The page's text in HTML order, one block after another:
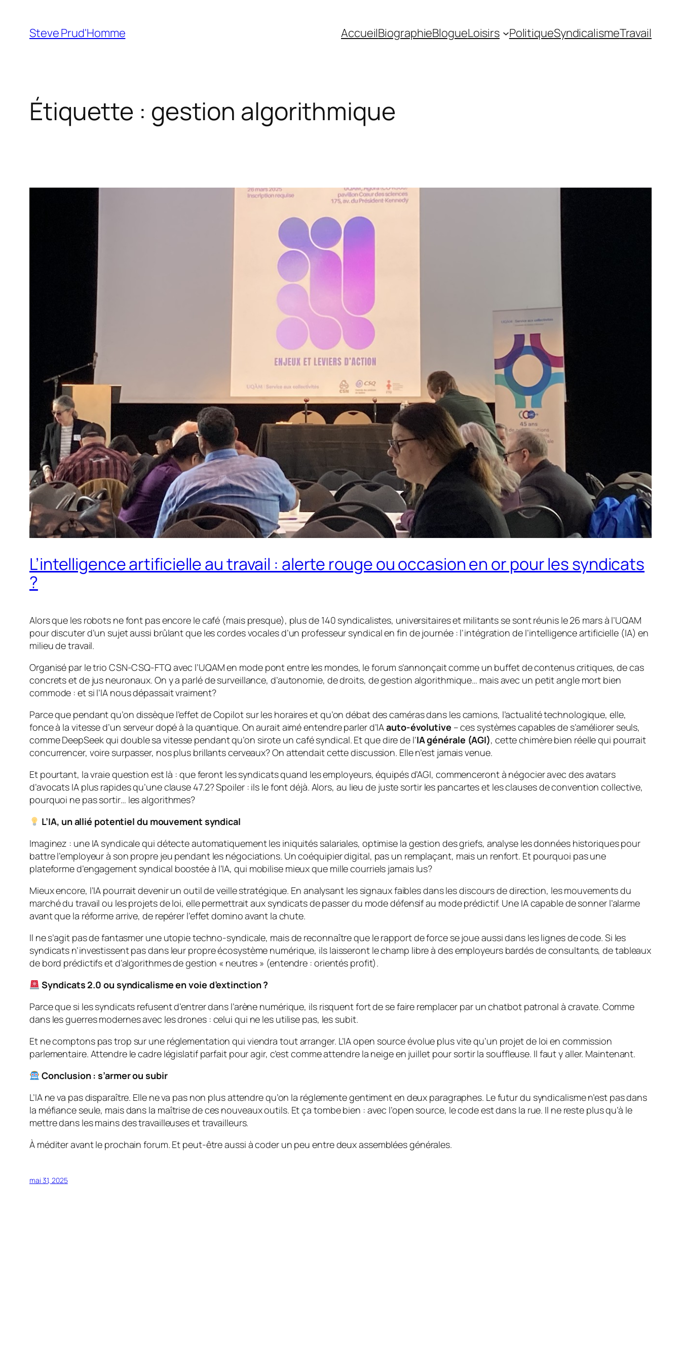
contenu
Steve Prud'Homme AccueilBiographieBlogueLoisirs PolitiqueSyndicalismeTravail
Étiquette : gestion algorithmique
L’intelligence artificielle au travail : alerte rouge ou occasion en or pour les syndicats
?
Alors que les robots ne font pas encore le café (mais presque), plus de 140 syndicalistes, universitaires et militants se sont réunis le 26 mars à l’UQAM
pour discuter d’un sujet aussi brûlant que les cordes vocales d’un professeur syndical en fin de journée : l’intégration de l’intelligence artificielle (IA) en
milieu de travail.
Organisé par le trio CSN-CSQ-FTQ avec l’UQAM en mode pont entre les mondes, le forum s’annonçait comme un buffet de contenus critiques, de cas
concrets et de jus neuronaux. On y a parlé de surveillance, d’autonomie, de droits, de gestion algorithmique… mais avec un petit angle mort bien
commode :et si l’IA nous dépassait vraiment?
Parce que pendant qu’on dissèque l’effet de Copilot sur les horaires et qu’on débat des caméras dans les camions, l’actualité technologique, elle,
fonce à la vitesse d’un serveur dopé à la quantique. On aurait aimé entendre parler d’IAauto-évolutive – ces systèmes capables de s’améliorer seuls,
comme DeepSeek qui double sa vitesse pendant qu’on sirote un café syndical. Et que dire de l’IA générale (AGI), cette chimère bien réelle qui pourrait
concurrencer, voire surpasser, nos plus brillants cerveaux? On attendait cette discussion. Elle n’est jamais venue.
Et pourtant, la vraie question est là : que feront les syndicats quand les employeurs, équipés d’AGI, commenceront à négocier avec des avatars
d’avocats IA plus rapides qu’une clause 47.2? Spoiler : ils le font déjà. Alors, au lieu de juste sortir les pancartes et les clauses de convention collective,
pourquoi ne pas sortir… les algorithmes?
L’IA, un allié potentiel du mouvement syndical
Imaginez : une IA syndicale qui détecte automatiquement les iniquités salariales, optimise la gestion des griefs, analyse les données historiques pour
battre l’employeur à son propre jeu pendant les négociations. Un coéquipier digital, pas un remplaçant, mais un renfort. Et pourquoi pas une
plateforme d’engagement syndical boostée à l’IA, qui mobilise mieux que mille courriels jamais lus?
Mieux encore, l’IA pourrait devenir un outil de veille stratégique. En analysant les signaux faibles dans les discours de direction, les mouvements du
marché du travail ou les projets de loi, elle permettrait aux syndicats de passer du mode défensif au mode prédictif. Une IA capable de sonner l’alarme
avant que la réforme arrive, de repérer l’effet domino avant la chute.
Il ne s’agit pas de fantasmer une utopie techno-syndicale, mais de reconnaître que le rapport de force se joue aussi dans les lignes de code. Si les
syndicats n’investissent pas dans leur propre écosystème numérique, ils laisseront le champ libre à des employeurs bardés de consultants, de tableaux
de bord prédictifs et d’algorithmes de gestion « neutres » (entendre : orientés profit).
Syndicats 2.0 ou syndicalisme en voie d’extinction ?
Parce que si les syndicats refusent d’entrer dans l’arène numérique, ils risquent fort de se faire remplacer par un chatbot patronal à cravate. Comme
dans les guerres modernes avec les drones : celui qui ne les utilise pas, les subit.
Et ne comptons pas trop sur une réglementation qui viendra tout arranger. L’IA open source évolue plus vite qu’un projet de loi en commission
parlementaire. Attendre le cadre législatif parfait pour agir, c’est comme attendre la neige en juillet pour sortir la souffleuse. Il faut y aller. Maintenant.
Conclusion : s’armer ou subir
L’IA ne va pas disparaître. Elle ne va pas non plus attendre qu’on la réglemente gentiment en deux paragraphes. Le futur du syndicalisme n’est pas dans
la méfiance seule, mais dans la maîtrisede ces nouveaux outils. Et ça tombe bien : avec l’open source, le code est dans la rue. Il ne reste plus qu’à le
mettre dans les mains des travailleuses et travailleurs.
À méditer avant le prochain forum. Et peut-être aussi à coder un peu entre deux assemblées générales.
mai 31, 2025